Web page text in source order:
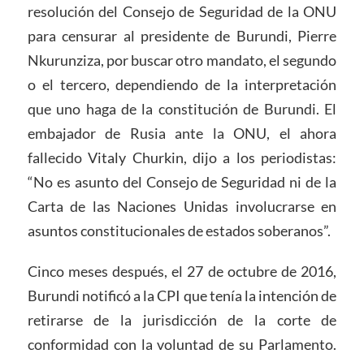
resolución del Consejo de Seguridad de la ONU
para censurar al presidente de Burundi, Pierre
Nkurunziza, por buscar otro mandato, el segundo
o el tercero, dependiendo de la interpretación
que uno haga de la constitución de Burundi. El
embajador de Rusia ante la ONU, el ahora
fallecido Vitaly Churkin, dijo a los periodistas:
“No es asunto del Consejo de Seguridad ni de la
Carta de las Naciones Unidas involucrarse en
asuntos constitucionales de estados soberanos”.
Cinco meses después, el 27 de octubre de 2016,
Burundi notificó a la CPI que tenía la intención de
retirarse de la jurisdicción de la corte de
conformidad con la voluntad de su Parlamento.